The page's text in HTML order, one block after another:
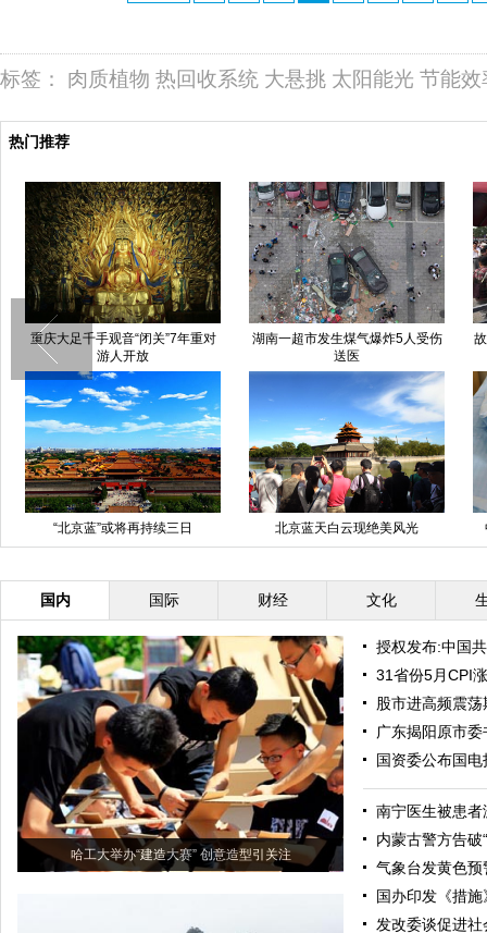
标签： 肉质植物 热回收系统 大悬挑 太阳能光 节能效
热门推荐
重庆大足千手观音“闭关”7年重对
游人开放
湖南一超市发生煤气爆炸5人受伤
送医
“北京蓝”或将再持续三日 北京蓝天白云现绝美风光
国内 国际 财经 文化
哈工大举办“建造大赛” 创意造型引关注
授权发布:中国
31省份5月CPI
股市进高频震
广东揭阳原市
国资委公布国
南宁医生被患
内蒙古警方告破
气象台发黄色
国办印发《措
发改委谈促进